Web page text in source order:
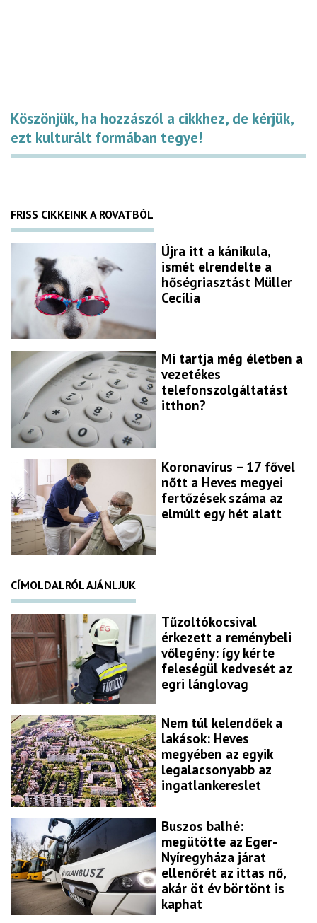
Köszönjük, ha hozzászól a cikkhez, de kérjük,
ezt kulturált formában tegye!
FRISS CIKKEINK A ROVATBÓL
Újra itt a kánikula,
ismét elrendelte a
hőségriasztást Müller
Cecília
Mi tartja még életben a
vezetékes
telefonszolgáltatást
itthon?
Koronavírus – 17 fővel
nőtt a Heves megyei
fertőzések száma az
elmúlt egy hét alatt
CÍMOLDALRÓL AJÁNLJUK
Tűzoltókocsival
érkezett a reménybeli
vőlegény: így kérte
feleségül kedvesét az
egri lánglovag
Nem túl kelendőek a
lakások: Heves
megyében az egyik
legalacsonyabb az
ingatlankereslet
Buszos balhé:
megütötte az Eger-
Nyíregyháza járat
ellenőrét az ittas nő,
akár öt év börtönt is
kaphat